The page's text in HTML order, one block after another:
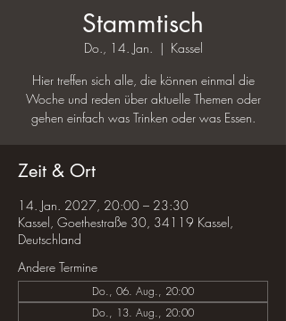
Stammtisch
Do., 14. Jan.
  |
Kassel
Hier treffen sich alle, die können einmal die
Woche und reden über aktuelle Themen oder
gehen einfach was Trinken oder was Essen.
Zeit & Ort
14. Jan. 2027, 20:00 – 23:30
Kassel, Goethestraße 30, 34119 Kassel,
Deutschland
Andere Termine
Do., 06. Aug., 20:00
Do., 13. Aug., 20:00